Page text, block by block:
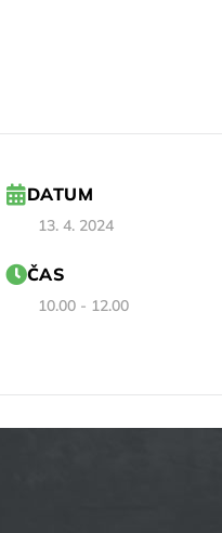
DATUM
13. 4. 2024
ČAS
10.00 - 12.00